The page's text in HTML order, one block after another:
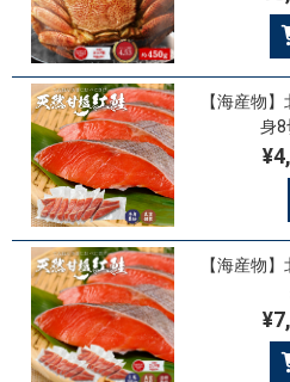
【海産物
身8
【海産物